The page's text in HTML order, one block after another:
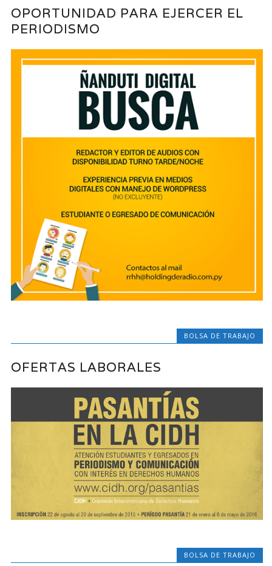
OPORTUNIDAD PARA EJERCER EL
PERIODISMO
BOLSA DE TRABAJO
OFERTAS LABORALES
BOLSA DE TRABAJO